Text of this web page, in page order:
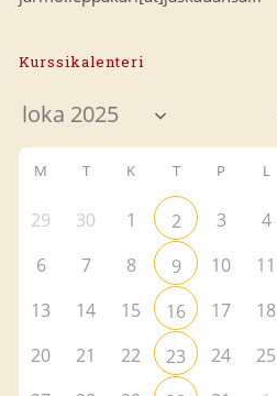
Kurssikalenteri
M T K T P L
29 30 1 2 3 4
6
7 8 9 10 11
13
14 15 16 17 18
20
21 22 23 24 25